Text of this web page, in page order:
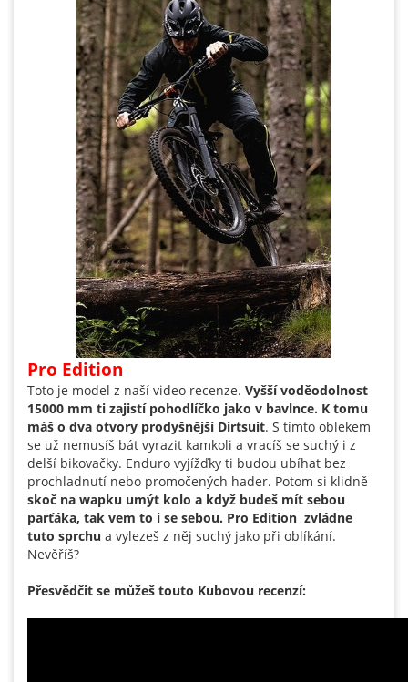
Pro Edition
Toto je model z naší video recenze. Vyšší voděodolnost
15000 mm ti zajistí pohodlíčko jako v bavlnce. K tomu
máš o dva otvory prodyšnější Dirtsuit. S tímto oblekem
se už nemusíš bát vyrazit kamkoli a vracíš se suchý i z
delší bikovačky. Enduro vyjížďky ti budou ubíhat bez
prochladnutí nebo promočených hader. Potom si klidně
skoč na wapku umýt kolo a když budeš mít sebou
parťáka, tak vem to i se sebou. Pro Edition zvládne
tuto sprchu a vylezeš z něj suchý jako při oblíkání.
Nevěříš?
Přesvědčit se můžeš touto Kubovou recenzí: